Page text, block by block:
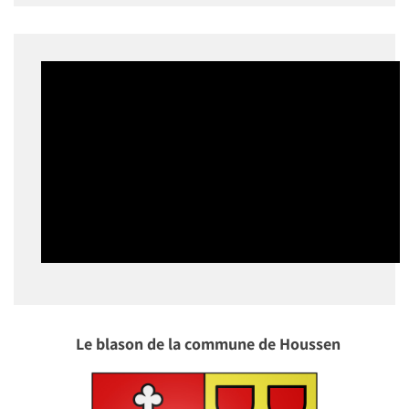
Le blason de la commune de Houssen